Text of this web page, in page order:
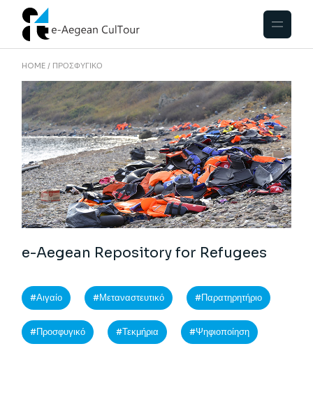
HOME ΠΡΟΣΦΥΓΙΚΌ
e-Aegean Repository for Refugees
Αιγαίο Μεταναστευτικό Παρατηρητήριο
Προσφυγικό Τεκμήρια Ψηφιοποίηση